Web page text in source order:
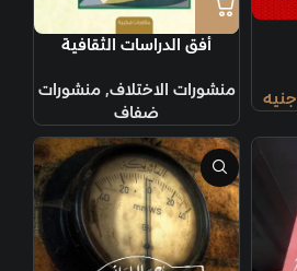
جنيه
أفق الدراسات الثقافية
منشورات الاختلاف,منشورات
ضفاف